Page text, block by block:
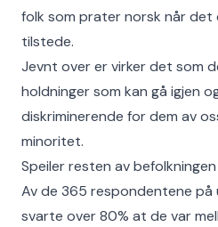
folk som prater norsk når det
tilstede.
Jevnt over er virker det som
holdninger som kan gå igjen
diskriminerende for dem av
minoritet.
Speiler resten av befolkningen
Av de 365 respondentene på
svarte over 80% at de var